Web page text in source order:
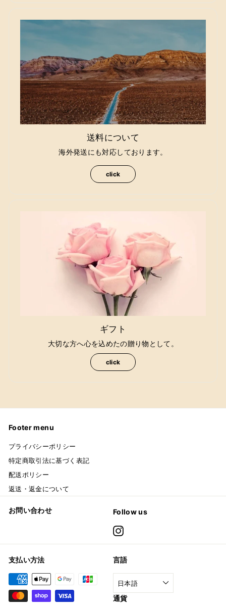
送料について
海外発送にも対応しております。
click
ギフト
大切な方へ心を込めたの贈り物として。
click
Footer menu
プライバシーポリシー
特定商取引法に基づく表記
配送ポリシー
返送・返金について
お問い合わせ Follow us
Instagram
支払い方法 言語
日本語
通貨